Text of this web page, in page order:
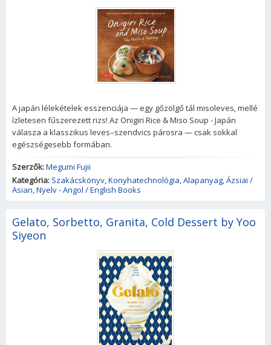
A japán lélekételek esszenciája — egy gőzölgő tál misoleves, mellé
ízletesen fűszerezett rizs! Az Onigiri Rice & Miso Soup - Japán
válasza a klasszikus leves–szendvics párosra — csak sokkal
egészségesebb formában.
Szerzők:Megumi Fujii
Kategória: Szakácskönyv,Konyhatechnológia,Alapanyag,Ázsiai /
Asian,Nyelv - Angol / English Books
Gelato, Sorbetto, Granita, Cold Dessert by Yoo
Siyeon